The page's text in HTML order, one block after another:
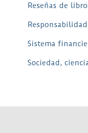
Reseñas de
Sistema
Sociedad,